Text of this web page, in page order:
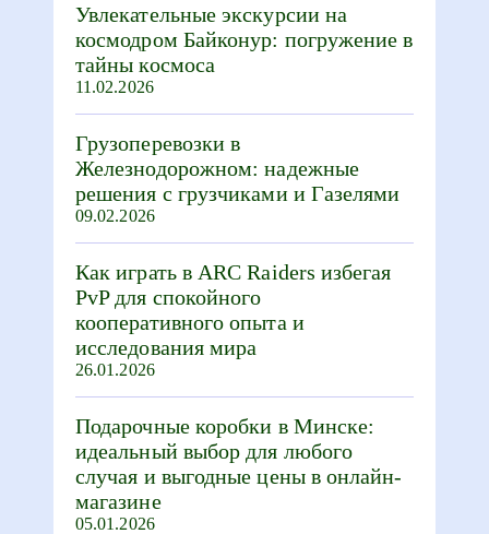
Увлекательные экскурсии на
космодром Байконур: погружение в
тайны космоса
11.02.2026
Грузоперевозки в
Железнодорожном: надежные
решения с грузчиками и Газелями
09.02.2026
Как играть в ARC Raiders избегая
PvP для спокойного
кооперативного опыта и
исследования мира
26.01.2026
Подарочные коробки в Минске:
идеальный выбор для любого
случая и выгодные цены в онлайн-
магазине
05.01.2026